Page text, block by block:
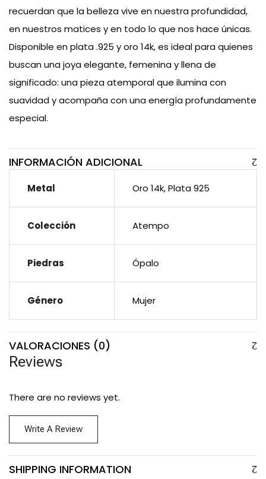
recuerdan que la belleza vive en nuestra profundidad,
en nuestros matices y en todo lo que nos hace únicas.
Disponible en plata .925 y oro 14k, es ideal para quienes
buscan una joya elegante, femenina y llena de
significado: una pieza atemporal que ilumina con
suavidad y acompaña con una energía profundamente
especial.
INFORMACIÓN ADICIONAL
Metal Oro 14k, Plata 925
Colección Atempo
Piedras Ópalo
Género Mujer
VALORACIONES (0)
Reviews
There are no reviews yet.
Write A Review
SHIPPING INFORMATION